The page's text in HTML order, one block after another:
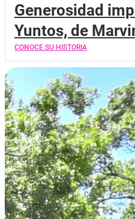
Generosidad
Yuntos, de
CONOCE SU HISTORIA